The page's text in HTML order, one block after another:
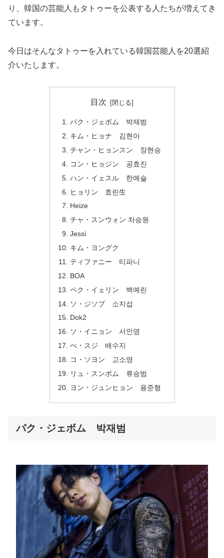
り、韓国の芸能人もタトゥーを公表する人たちが増えてき
ています。
今日はそんなタトゥーを入れている韓国芸能人を20選紹
介いたします。
目次
パク・ジェボム 박재범
キム・ヒョナ 김현아
チャン・ヒョンスン 장현승
コン・ヒョジン 공효진
ハン・イェスル 한예슬
ヒョリン 효린生
Heize
チャ・スンウォン 차승원
Jessi
キム・ヨングク
ティファニー 티파니
BOA
ペク・イェリン 백예린
ソ・ジソプ 소지섭
Dok2
ソ・イニョン 서인영
ぺ・スジ 배수지
コ・ソヨン 고소영
リュ・スンボム 류승범
ヨン・ジュンヒョン 용준형
パク・ジェボム 박재범